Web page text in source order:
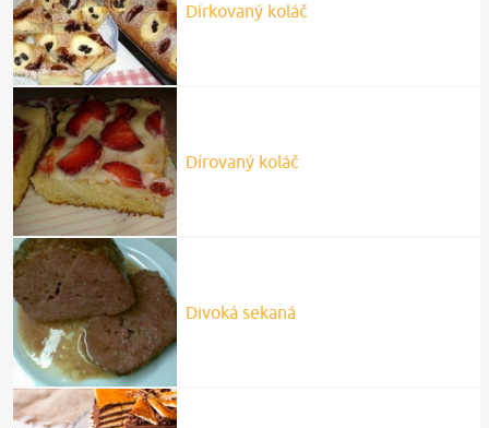
Dírkovaný koláč
Dírovaný koláč
Divoká sekaná